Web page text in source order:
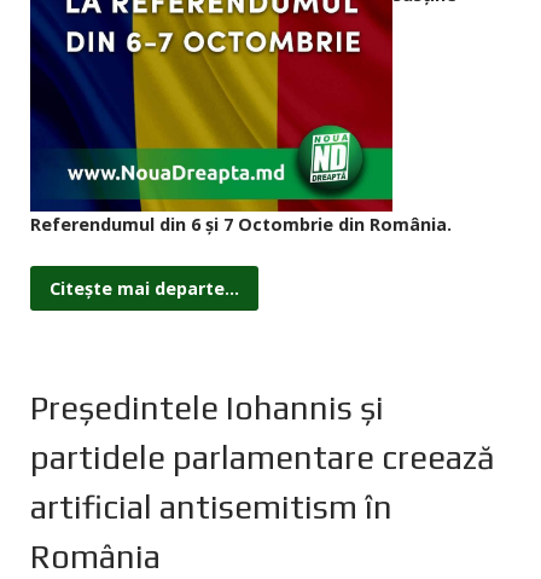
Referendumul din 6 și 7 Octombrie din România.
Citește mai departe...
Președintele Iohannis și
partidele parlamentare creează
artificial antisemitism în
România